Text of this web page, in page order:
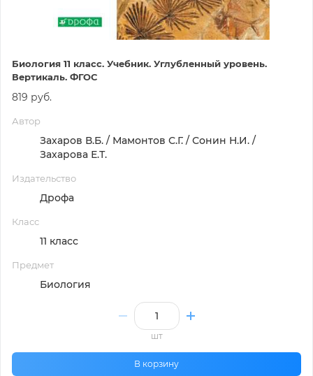
Биология 11 класс. Учебник. Углубленный уровень.
Вертикаль. ФГОС
819 руб.
Автор
Захаров В.Б. / Мамонтов С.Г. / Сонин Н.И. /
Захарова Е.Т.
Издательство
Дрофа
Класс
11 класс
Предмет
Биология
шт
В корзину